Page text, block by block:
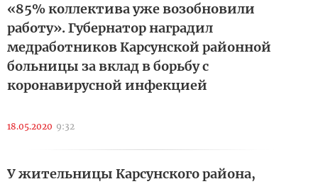
«85% коллектива уже возобновили
работу». Губернатор наградил
медработников Карсунской районной
больницы за вклад в борьбу с
коронавирусной инфекцией
18.05.2020 9:32
У жительницы Карсунского района,